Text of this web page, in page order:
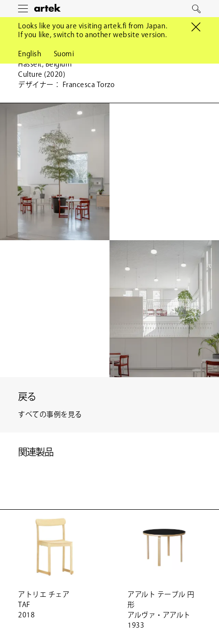
Toggle
menu
ア
ル
テ
ッ
検
索
Looks like you are visiting artek.fi from Japan.
If you like, switch to another website version.
English
Suomi
Z33
Hasselt, Belgium
Culture (2020)
デザイナー： Francesca Torzo
戻る
すべての事例を見る
関連製品
アトリエ チェア
TAF
2018
アアルト テーブル 円
形
アルヴァ・アアルト
1933